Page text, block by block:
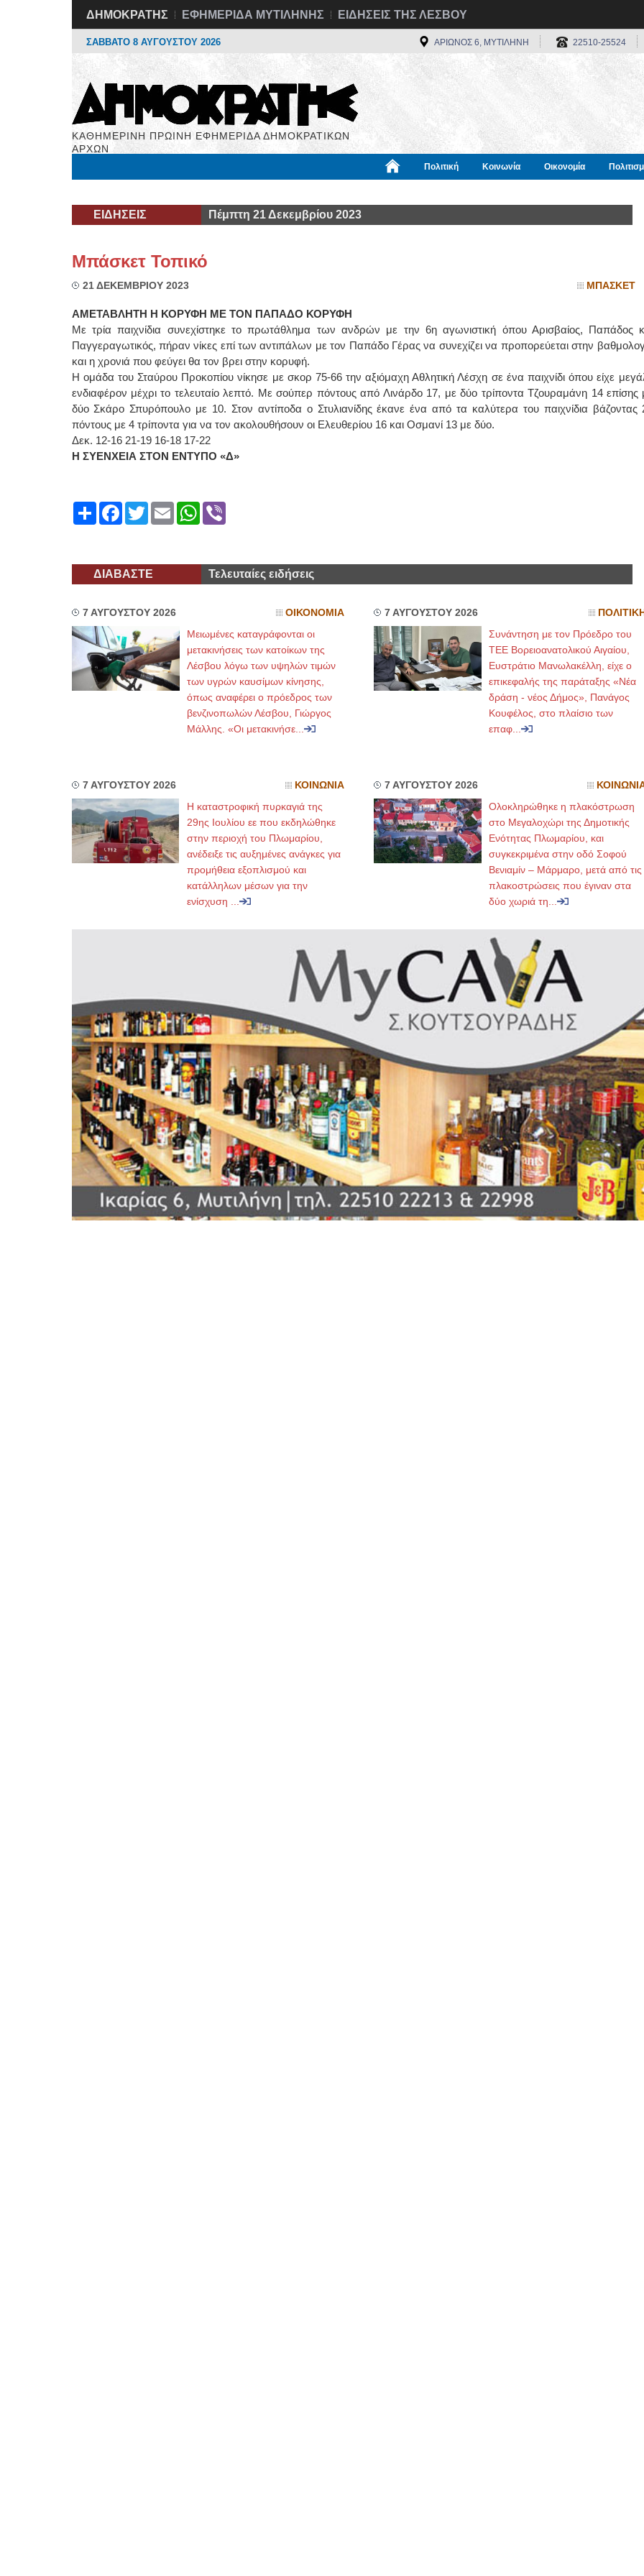
ΔΗΜΟΚΡΑΤΗΣ ΕΦΗΜΕΡΙΔΑ ΜΥΤΙΛΗΝΗΣ ΕΙΔΗΣΕΙΣ ΤΗΣ ΛΕΣΒΟΥ
ΣΑΒΒΑΤΟ 8 ΑΥΓΟΥΣΤΟΥ 2026 ΑΡΙΩΝΟΣ 6, ΜΥΤΙΛΗΝΗ 22510-25524
ΚΑΘΗΜΕΡΙΝΗ ΠΡΩΙΝΗ ΕΦΗΜΕΡΙΔΑ ΔΗΜΟΚΡΑΤΙΚΩΝ
ΑΡΧΩΝ
Πολιτική Κοινωνία Οικονομία
ΕΙΔΗΣΕΙΣ Πέμπτη 21 Δεκεμβρίου 2023
Μπάσκετ Τοπικό
21 ΔΕΚΕΜΒΡΙΟΥ 2023 ΜΠΑΣΚΕΤ
ΑΜΕΤΑΒΛΗΤΗ Η ΚΟΡΥΦΗ ΜΕ ΤΟΝ ΠΑΠΑΔΟ ΚΟΡΥΦΗ
Με τρία παιχνίδια συνεχίστηκε το πρωτάθλημα των ανδρών με την 6η αγωνιστική όπου Αρισβαίος, Παπάδος
Παγγεραγωτικός, πήραν νίκες επί των αντιπάλων με τον Παπάδο Γέρας να συνεχίζει να προπορεύεται στην
και η χρονιά που φεύγει θα τον βρει στην κορυφή.
Η ομάδα του Σταύρου Προκοπίου νίκησε με σκορ 75-66 την αξιόμαχη Αθλητική Λέσχη σε ένα παιχνίδι όπου είχε
ενδιαφέρον μέχρι το τελευταίο λεπτό. Με σούπερ πόντους από Λινάρδο 17, με δύο τρίποντα Τζουραμάνη 14 επίσης
δύο Σκάρο Σπυρόπουλο με 10. Στον αντίποδα ο Στυλιανίδης έκανε ένα από τα καλύτερα του παιχνίδια βάζοντας
πόντους με 4 τρίποντα για να τον ακολουθήσουν οι Ελευθερίου 16 και Οσμανί 13 με δύο.
Δεκ. 12-16 21-19 16-18 17-22
Η ΣΥΕΝΧΕΙΑ ΣΤΟΝ ΕΝΤΥΠΟ «Δ»
ShareFacebook
TwitterEmailWhatsApp
Viber
ΔΙΑΒΑΣΤΕ Τελευταίες ειδήσεις
7 ΑΥΓΟΥΣΤΟΥ 2026 ΟΙΚΟΝΟΜΙΑ
Μειωμένες καταγράφονται οι
μετακινήσεις των κατοίκων της
Λέσβου λόγω των υψηλών τιμών
των υγρών καυσίμων κίνησης,
όπως αναφέρει ο πρόεδρος των
βενζινοπωλών Λέσβου, Γιώργος
Μάλλης. «Οι μετακινήσε...
7 ΑΥΓΟΥΣΤΟΥ 2026 ΠΟΛΙΤΙΚΗ
Συνάντηση με τον Πρόεδρο του
ΤΕΕ Βορειοανατολικού Αιγαίου,
Ευστράτιο Μανωλακέλλη, είχε ο
επικεφαλής της παράταξης «Νέα
δράση - νέος Δήμος», Πανάγος
Κουφέλος, στο πλαίσιο των
επαφ...
7 ΑΥΓΟΥΣΤΟΥ 2026 ΚΟΙΝΩΝΙΑ
Η καταστροφική πυρκαγιά της
29ης Ιουλίου εε που εκδηλώθηκε
στην περιοχή του Πλωμαρίου,
ανέδειξε τις αυξημένες ανάγκες για
προμήθεια εξοπλισμού και
κατάλληλων μέσων για την
ενίσχυση ...
7 ΑΥΓΟΥΣΤΟΥ 2026
Ολοκληρώθηκε η πλακόστρωση
στο Μεγαλοχώρι της Δημοτικής
Ενότητας Πλωμαρίου, και
συγκεκριμένα στην οδό Σοφού
Βενιαμίν – Μάρμαρο, μετά από τις
πλακοστρώσεις που έγιναν στα
δύο χωριά τη...
ΙΩΑΝΝΗΣ Α. ΜΑΛΛΙΑΣ
ΧΕΙΡΟΥΡΓΟΣ
ΟΦΘΑΛΜΙΑΤΡΟΣ
Διδάκτωρ Ιατρικής Σχολής
Πανεπιστημίου Αθηνών
Χειρουργός Ωτορινολαρυγγολόγος
Έλενα Μπούμπα
Στρατιωτικός Ιατρός
Διδ.Παν.Αθηνών
Διπλωματούχος Ευρ.Ακαδημίας
Πάρνηθας 95-97 Αχαρναί
2102467085 & 6938502258
email- elenboumpa@gmail.com